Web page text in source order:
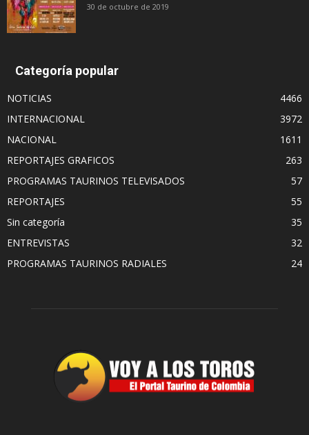
30 de octubre de 2019
Categoría popular
NOTICIAS
4466
INTERNACIONAL
3972
NACIONAL
1611
REPORTAJES GRAFICOS
263
PROGRAMAS TAURINOS TELEVISADOS
57
REPORTAJES
55
Sin categoría
35
ENTREVISTAS
32
PROGRAMAS TAURINOS RADIALES
24